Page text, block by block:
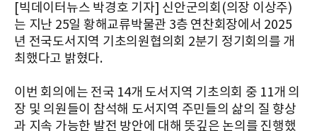
[빅데이터뉴스 박경호 기자] 신안군의회(의장 이상주)
는 지난 25일 황해교류박물관 3층 연찬회장에서 2025
년 전국도서지역 기초의원협의회 2분기 정기회의를 개
최했다고 밝혔다.
이번 회의에는 전국 14개 도서지역 기초의회 중 11개 의
장 및 의원들이 참석해 도서지역 주민들의 삶의 질 향상
과 지속 가능한 발전 방안에 대해 뜻깊은 논의를 진행했